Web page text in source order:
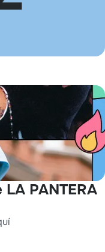
PANTERA